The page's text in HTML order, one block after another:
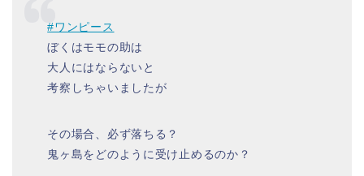
#ワンピース
ぼくはモモの助は
大人にはならないと
考察しちゃいましたが
その場合、必ず落ちる？
鬼ヶ島をどのように受け止めるのか？